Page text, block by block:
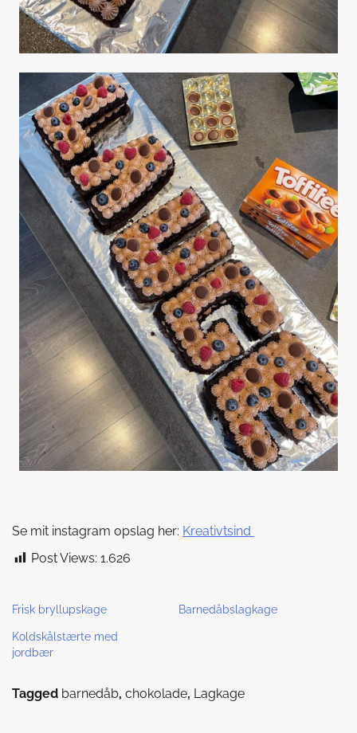
Se mit instagram opslag her: Kreativtsind
Post Views: 1.626
Frisk bryllupskage Barnedåbslagkage
Koldskålstærte med
jordbær
Tagged barnedåb, chokolade, Lagkage